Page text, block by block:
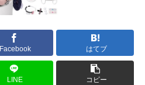
Facebook はてブ
LINE コピー